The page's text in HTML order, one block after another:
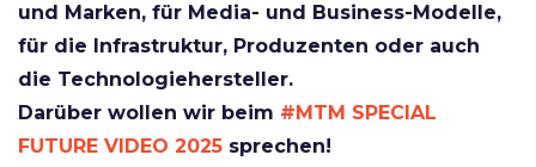
und Marken, für Media- und Business-Modelle,
für die Infrastruktur, Produzenten oder auch
die Technologiehersteller.
Darüber wollen wir beim #MTM SPECIAL
FUTURE VIDEO 2025 sprechen!